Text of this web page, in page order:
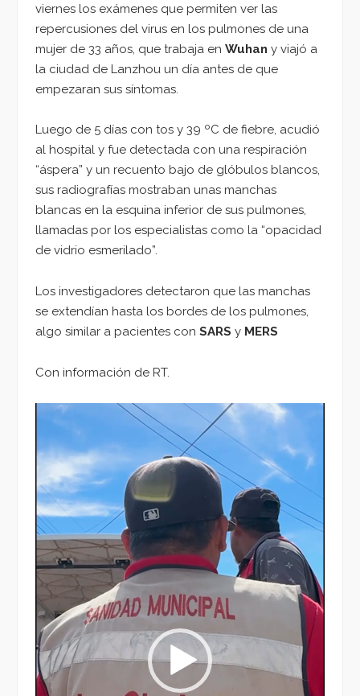
viernes los exámenes que permiten ver las
repercusiones del virus en los pulmones de una
mujer de 33 años, que trabaja en Wuhan y viajó a
la ciudad de Lanzhou un día antes de que
empezaran sus síntomas.
Luego de 5 días con tos y 39 ºC de fiebre, acudió
al hospital y fue detectada con una respiración
“áspera” y un recuento bajo de glóbulos blancos,
sus radiografías mostraban unas manchas
blancas en la esquina inferior de sus pulmones,
llamadas por los especialistas como la “opacidad
de vidrio esmerilado”.
Los investigadores detectaron que las manchas
se extendían hasta los bordes de los pulmones,
algo similar a pacientes con SARS y MERS
Con información de RT.
Reproductor
vídeo